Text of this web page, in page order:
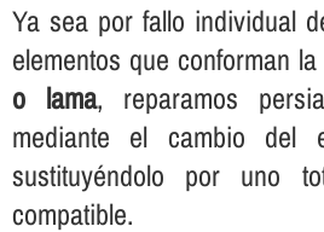
Ya sea por fallo individual
elementos que conforman la
o lama, reparamos
mediante el cambio del
sustituyéndolo por uno
compatible.